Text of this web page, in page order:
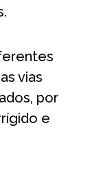
vias
por
e